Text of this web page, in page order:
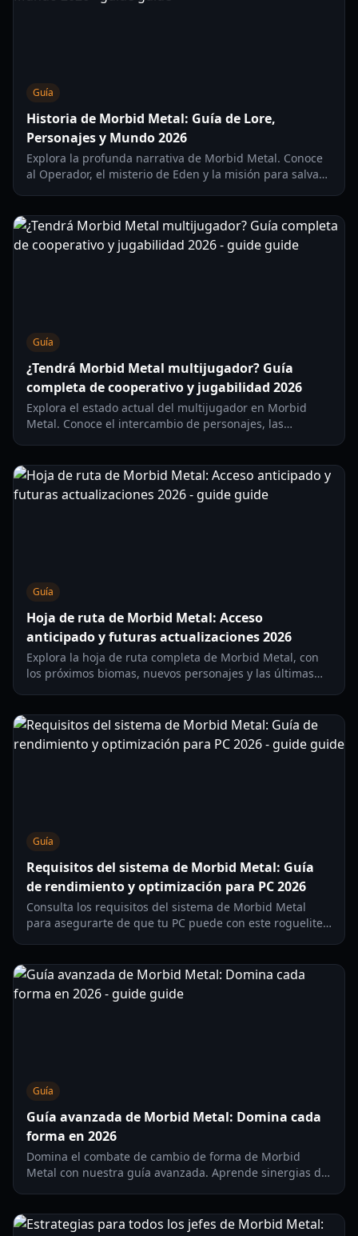
Guía
Historia de Morbid Metal: Guía de Lore,
Personajes y Mundo 2026
Explora la profunda narrativa de Morbid Metal. Conoce
al Operador, el misterio de Eden y la misión para salvar
Guía
¿Tendrá Morbid Metal multijugador? Guía
completa de cooperativo y jugabilidad 2026
Explora el estado actual del multijugador en Morbid
Metal. Conoce el intercambio de personajes, las
Guía
Hoja de ruta de Morbid Metal: Acceso
anticipado y futuras actualizaciones 2026
Explora la hoja de ruta completa de Morbid Metal, con
los próximos biomas, nuevos personajes y las últimas
Guía
Requisitos del sistema de Morbid Metal: Guía
de rendimiento y optimización para PC 2026
Consulta los requisitos del sistema de Morbid Metal
para asegurarte de que tu PC puede con este roguelite
Guía
Guía avanzada de Morbid Metal: Domina cada
forma en 2026
Domina el combate de cambio de forma de Morbid
Metal con nuestra guía avanzada. Aprende sinergias de